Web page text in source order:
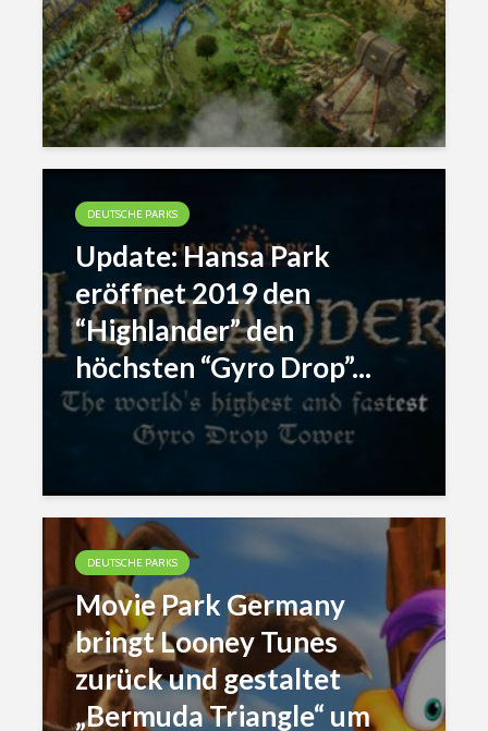
DEUTSCHE PARKS
Update: Hansa Park
eröffnet 2019 den
“Highlander” den
höchsten “Gyro Drop”...
DEUTSCHE PARKS
Movie Park Germany
bringt Looney Tunes
zurück und gestaltet
„Bermuda Triangle“ um